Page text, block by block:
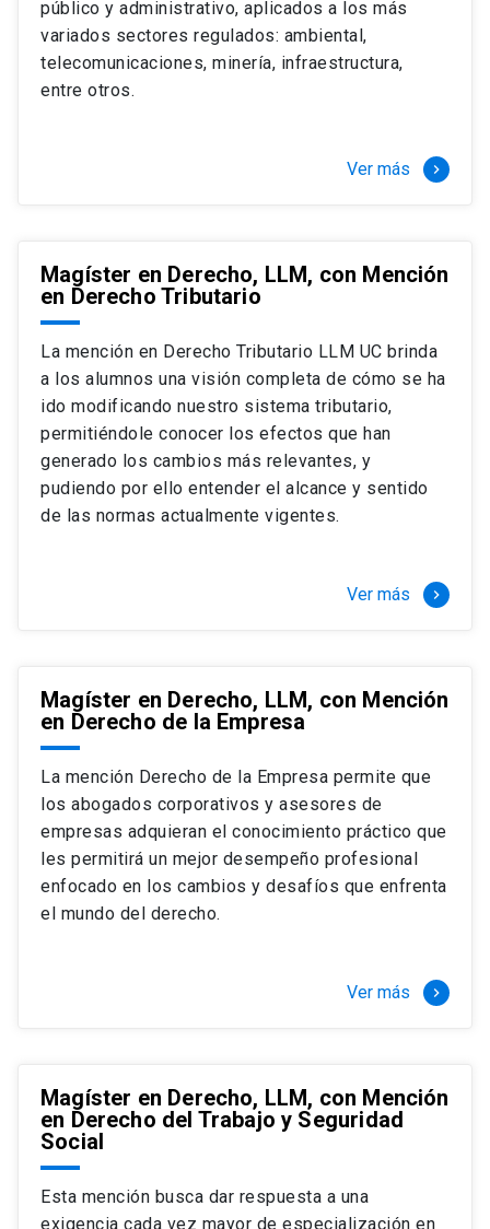
Si optas por la modalidad Full Time:
El LLM UC Full Time es una versión del programa
destinado principalmente a extranjeros, que permite
necesidades y expectativas profesionales, eligiendo
completamente al programa o compatibilizarás un
estudio intenso y exigente, con una muy baja carga
laboral, de marzo a noviembre, para dedicarte
completamente a la actividad de graduación de
diciembre a marzo.
2 cursos mínimos (10 créditos) Primer
semestre
+ 5 cursos a elección (50 créditos) Primer
semestre
+ 4 cursos a elección (40 créditos)
tres meses a tiempo completo (20
Juan Ignacio Piña Rochefort
Director Magíster en Derecho, LLM UC
público y administrativo, aplicados a los más
variados sectores regulados: ambiental,
telecomunicaciones, minería, infraestructura,
entre otros.
Ver más keyboard_arrow_right
Magíster en Derecho, LLM, con Mención
en Derecho Tributario
La mención en Derecho Tributario LLM UC brinda
a los alumnos una visión completa de cómo se ha
ido modificando nuestro sistema tributario,
permitiéndole conocer los efectos que han
generado los cambios más relevantes, y
pudiendo por ello entender el alcance y sentido
de las normas actualmente vigentes.
Ver más keyboard_arrow_right
Magíster en Derecho, LLM, con Mención
en Derecho de la Empresa
La mención Derecho de la Empresa permite que
los abogados corporativos y asesores de
empresas adquieran el conocimiento práctico que
les permitirá un mejor desempeño profesional
enfocado en los cambios y desafíos que enfrenta
el mundo del derecho.
Ver más keyboard_arrow_right
Magíster en Derecho, LLM, con Mención
en Derecho del Trabajo y Seguridad
Social
Esta mención busca dar respuesta a una
exigencia cada vez mayor de especialización en